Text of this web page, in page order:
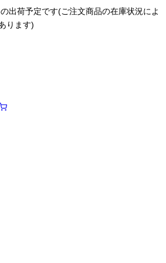
出荷予定です(ご注文商品の在庫状況によ
ります)